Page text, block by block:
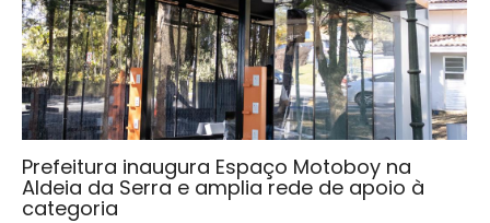
Prefeitura inaugura Espaço Motoboy na
Aldeia da Serra e amplia rede de apoio à
categoria